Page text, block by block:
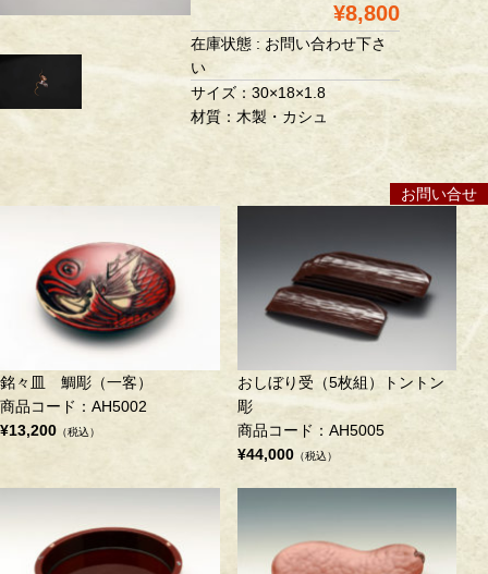
¥8,800
在庫状態 : お問い合わせ下さ
い
サイズ：30×18×1.8
材質：木製・カシュ
お問い合せ
銘々皿 鯛彫（一客）
商品コード：AH5002
¥13,200 （税込）
おしぼり受（5枚組）トントン
彫
商品コード：AH5005
¥44,000（税込）